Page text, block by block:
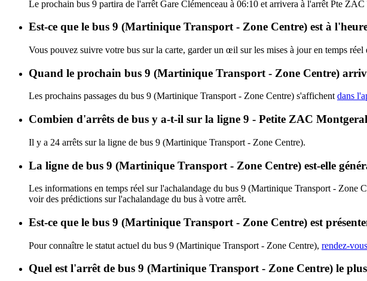
Le prochain bus 9 partira de l'arrêt Gare Clémenceau à 06:10 et arrivera à l'arrêt Pte
Est-ce que le bus 9 (Martinique Transport - Zone Centre) est à
Vous pouvez suivre votre bus sur la carte, garder un œil sur les mises à jour en temps
Quand le prochain bus 9 (Martinique Transport - Zone Centre)
Les prochains passages du bus 9 (Martinique Transport - Zone Centre) s'affichent dans
Combien d'arrêts de bus y a-t-il sur la ligne 9 - Petite ZAC
Il y a 24 arrêts sur la ligne de bus 9 (Martinique Transport - Zone Centre).
La ligne de bus 9 (Martinique Transport - Zone Centre) est-elle
Les informations en temps réel sur l'achalandage du bus 9 (Martinique Transport - Zone
voir des prédictions sur l'achalandage du bus à votre arrêt.
Est-ce que le bus 9 (Martinique Transport - Zone Centre) est
Pour connaître le statut actuel du bus 9 (Martinique Transport - Zone Centre), rendez-
Quel est l'arrêt de bus 9 (Martinique Transport - Zone Centre) le